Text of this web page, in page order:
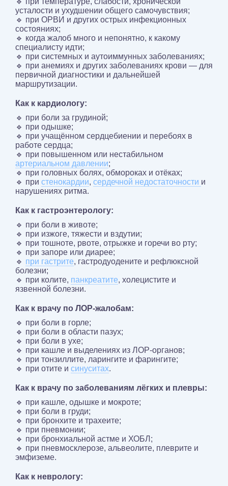
усталости и ухудшении общего самочувствия;
🔹 при ОРВИ и других острых инфекционных
состояниях;
🔹 когда жалоб много и непонятно, к какому
специалисту идти;
🔹 при системных и аутоиммунных заболеваниях;
🔹 при анемиях и других заболеваниях крови — для
первичной диагностики и дальнейшей
маршрутизации.
Как к кардиологу:
🔹 при боли за грудиной;
🔹 при одышке;
🔹 при учащённом сердцебиении и перебоях в
работе сердца;
🔹 при повышенном или нестабильном
артериальном давлении;
🔹 при головных болях, обмороках и отёках;
🔹 при стенокардии, сердечной недостаточности и
нарушениях ритма.
Как к гастроэнтерологу:
🔹 при боли в животе;
🔹 при изжоге, тяжести и вздутии;
🔹 при тошноте, рвоте, отрыжке и горечи во рту;
🔹 при запоре или диарее;
🔹 при гастрите, гастродуодените и рефлюксной
болезни;
🔹 при колите, панкреатите, холецистите и
язвенной болезни.
Как к врачу по ЛОР-жалобам:
🔹 при боли в горле;
🔹 при боли в области пазух;
🔹 при боли в ухе;
🔹 при кашле и выделениях из ЛОР-органов;
🔹 при тонзиллите, ларингите и фарингите;
🔹 при отите и синуситах.
Как к врачу по заболеваниям лёгких и плевры:
🔹 при кашле, одышке и мокроте;
🔹 при боли в груди;
🔹 при бронхите и трахеите;
🔹 при пневмонии;
🔹 при бронхиальной астме и ХОБЛ;
🔹 при пневмосклерозе, альвеолите, плеврите и
эмфиземе.
Как к неврологу: